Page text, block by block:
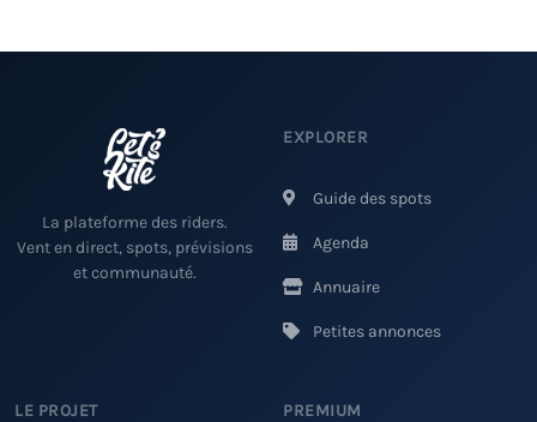
La plateforme des riders.
Vent en direct, spots, prévisions
et communauté.
EXPLORER
Guide des spots
Agenda
Annuaire
Petites annonces
LE PROJET PREMIUM